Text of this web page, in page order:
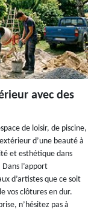
avec des
de loisir, de piscine,
d’une beauté à
et esthétique dans
l’apport
d’artistes que ce soit
vos clôtures en dur.
n’hésitez pas à